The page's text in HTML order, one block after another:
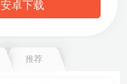
安卓下载
推荐